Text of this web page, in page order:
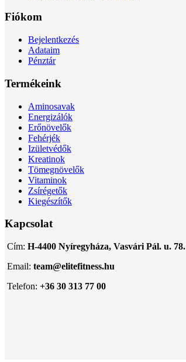
Fiókom
Bejelentkezés
Adataim
Pénztár
Termékeink
Aminosavak
Energizálók
Erőnövelők
Fehérjék
Izületvédők
Kreatinok
Tömegnövelők
Vitaminok
Zsírégetők
Kiegészítők
Kapcsolat
Cím: H-4400 Nyíregyháza, Vasvári Pál. u. 78.
Email: team@elitefitness.hu
Telefon: +36 30 313 77 00